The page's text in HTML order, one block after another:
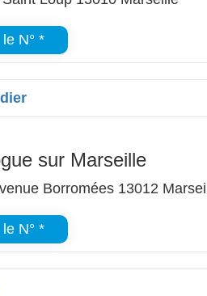
N° *
sur Marseille
Borromées 13012
N° *